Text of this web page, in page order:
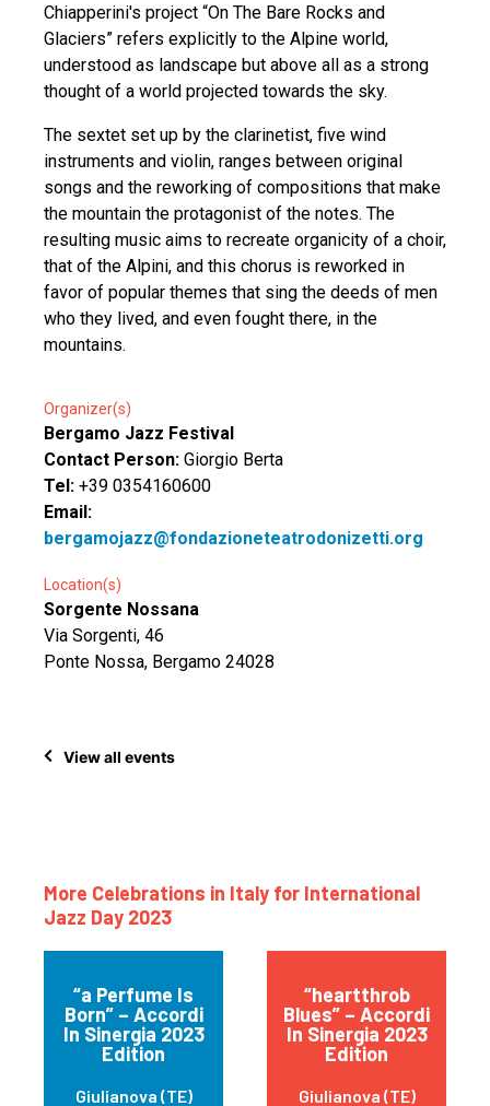
Chiapperini's project “On The Bare Rocks and
Glaciers” refers explicitly to the Alpine world,
understood as landscape but above all as a strong
thought of a world projected towards the sky.
The sextet set up by the clarinetist, five wind
instruments and violin, ranges between original
songs and the reworking of compositions that make
the mountain the protagonist of the notes. The
resulting music aims to recreate organicity of a choir,
that of the Alpini, and this chorus is reworked in
favor of popular themes that sing the deeds of men
who they lived, and even fought there, in the
mountains.
Organizer(s)
Bergamo Jazz Festival
Contact Person: Giorgio Berta
Tel: +39 0354160600
Email:
bergamojazz@fondazioneteatrodonizetti.org
Location(s)
Sorgente Nossana
Via Sorgenti, 46
Ponte Nossa, Bergamo 24028
View all events
More Celebrations in Italy for International
Jazz Day 2023
“a Perfume Is
Born” – Accordi
In Sinergia 2023
Edition
Giulianova (TE)
“heartthrob
Blues” – Accordi
In Sinergia 2023
Edition
Giulianova (TE)